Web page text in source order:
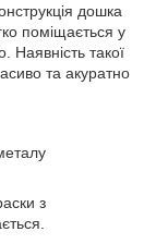
дошка
поміщається у
Наявність такої
та акуратно
з